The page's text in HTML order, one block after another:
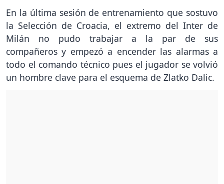
En la última sesión de entrenamiento que sostuvo
la Selección de Croacia, el extremo del Inter de
Milán no pudo trabajar a la par de sus
compañeros y empezó a encender las alarmas a
todo el comando técnico pues el jugador se volvió
un hombre clave para el esquema de Zlatko Dalic.